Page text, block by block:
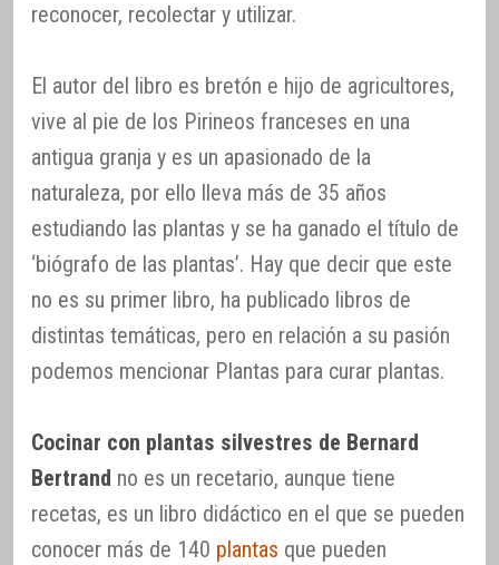
reconocer, recolectar y utilizar.
El autor del libro es bretón e hijo de agricultores,
vive al pie de los Pirineos franceses en una
antigua granja y es un apasionado de la
naturaleza, por ello lleva más de 35 años
estudiando las plantas y se ha ganado el título de
‘biógrafo de las plantas’. Hay que decir que este
no es su primer libro, ha publicado libros de
distintas temáticas, pero en relación a su pasión
podemos mencionar Plantas para curar plantas.
Cocinar con plantas silvestres de Bernard
Bertrand no es un recetario, aunque tiene
recetas, es un libro didáctico en el que se pueden
conocer más de 140 plantas que pueden